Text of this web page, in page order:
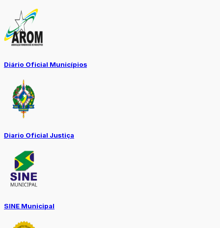
Diário Oficial Municípios
Diario Oficial Justiça
SINE Municipal